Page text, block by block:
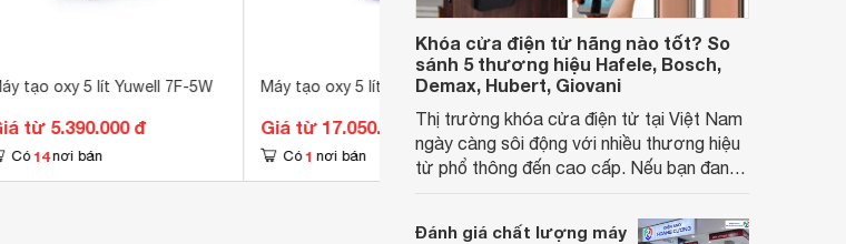
tạo oxy 5 lít Yuwell 7F-5W
từ 5.390.000 đ
Có 14 nơi bán
Máy tạo oxy 5 lít Yuwell 7F-5A
Giá từ 17.050.000 đ
Có 1 nơi bán
Máy tạo oxy 5 lít Yuwell 7F-5CW
Giá từ 7.700.000 đ
Có 22 nơi bán
Khóa cửa điện tử hãng nào tốt? So
sánh 5 thương hiệu Hafele, Bosch,
Demax, Hubert, Giovani
Thị trường khóa cửa điện tử tại Việt Nam
ngày càng sôi động với nhiều thương hiệu
từ phổ thông đến cao cấp. Nếu bạn đang
bài viết này sẽ so sánh 5 thương hiệu
Đánh giá chất lượng máy